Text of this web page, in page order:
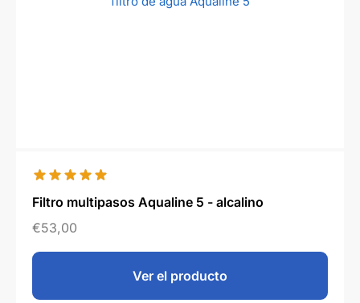
Filtro multipasos Aqualine 5 - alcalino
€53,00
Ver el producto